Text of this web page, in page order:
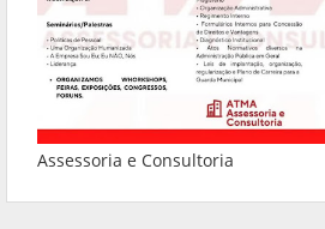
Assessoria e Consultoria